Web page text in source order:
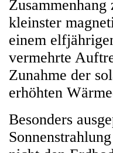
kleinster
einem
vermehrte
Zunahme der
erhöhten
Besonders